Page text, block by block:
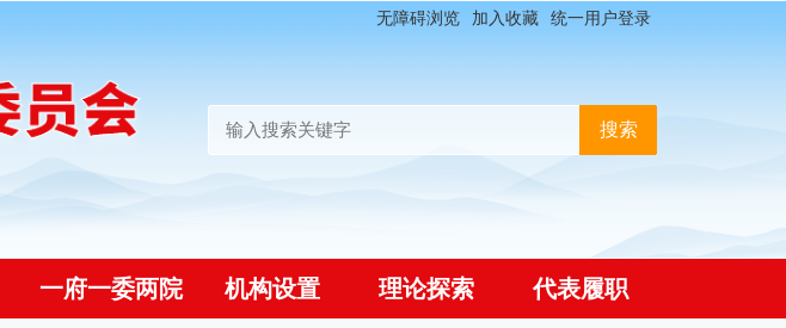
无障碍浏览 加入收藏 统一用户登录
一府一委两院 机构设置 理论探索 代表履职